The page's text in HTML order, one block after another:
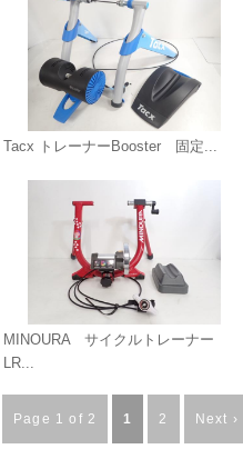
Tacx トレーナーBooster 固定...
MINOURA サイクルトレーナー
LR...
Page 1 of 2 1 2 Next ›